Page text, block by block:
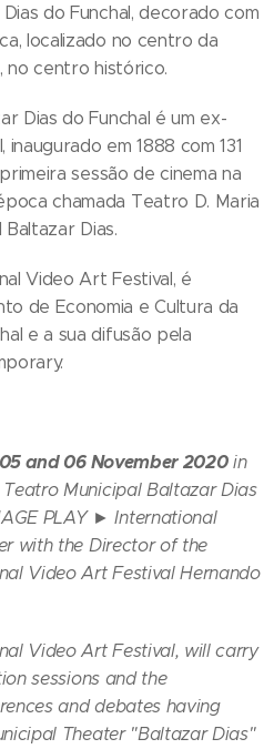
do Funchal, decorado com
localizado no centro da
no centro histórico.
Dias do Funchal é um ex-
em 1888 com 131
sessão de cinema na
chamada Teatro D. Maria
Dias.
Video Art Festival, é
de Economia e Cultura da
e a sua difusão pela
05 and 06 November 2020in
Municipal Baltazar Dias
PLAY ► International
with the Director of the
Video Art Festival Hernando
Video Art Festival, will carry
sessions and the
and debates having
Theater "Baltazar Dias"